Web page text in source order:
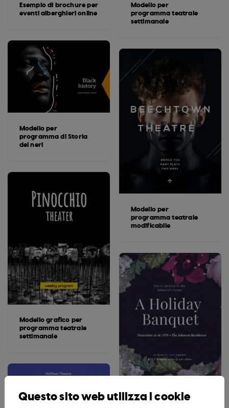
Esempio di brochure per
eventi alberghieri online
Modello per
programma di Storia
dei neri
Modello grafico per
programma teatrale
settimanale
Modello per
programma teatrale
settimanale
Modello per
programma teatrale
modificabile
Modello elegante per
Questo sito web utilizza i cookie